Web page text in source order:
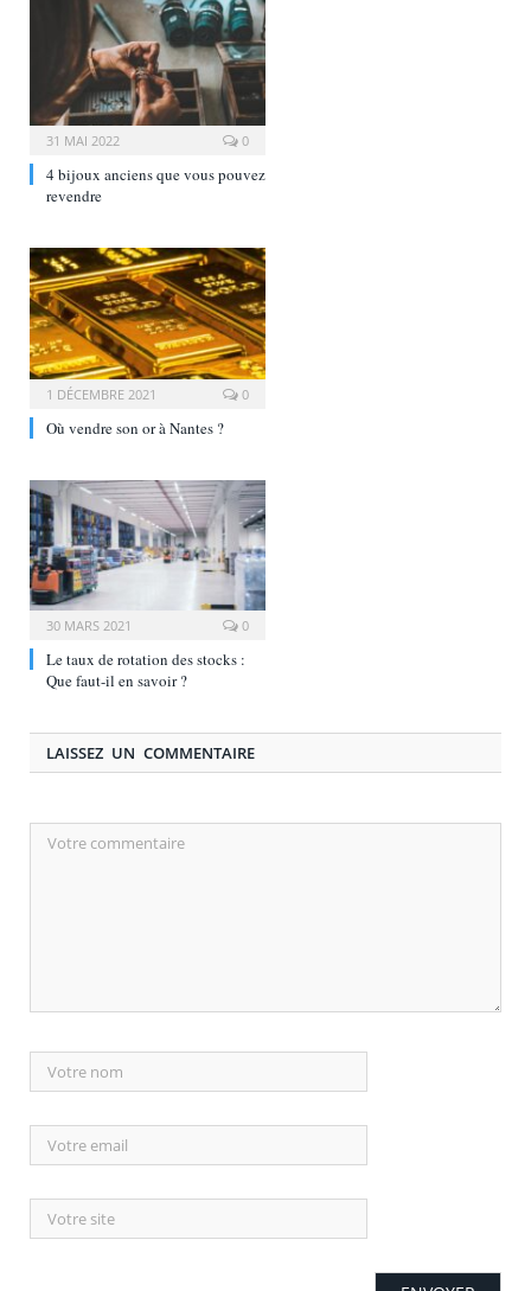
31 MAI 2022 0
4 bijoux anciens que vous pouvez
revendre
1 DÉCEMBRE 2021 0
Où vendre son or à Nantes ?
30 MARS 2021 0
Le taux de rotation des stocks :
Que faut-il en savoir ?
LAISSEZ UN COMMENTAIRE